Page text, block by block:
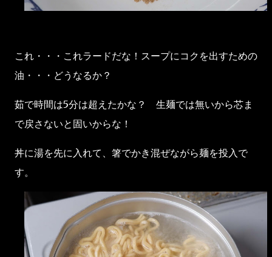
これ・・・これラードだな！スープにコクを出すための
油・・・どうなるか？
茹で時間は5分は超えたかな？ 生麺では無いから芯ま
で戻さないと固いからな！
丼に湯を先に入れて、箸でかき混ぜながら麺を投入で
す。